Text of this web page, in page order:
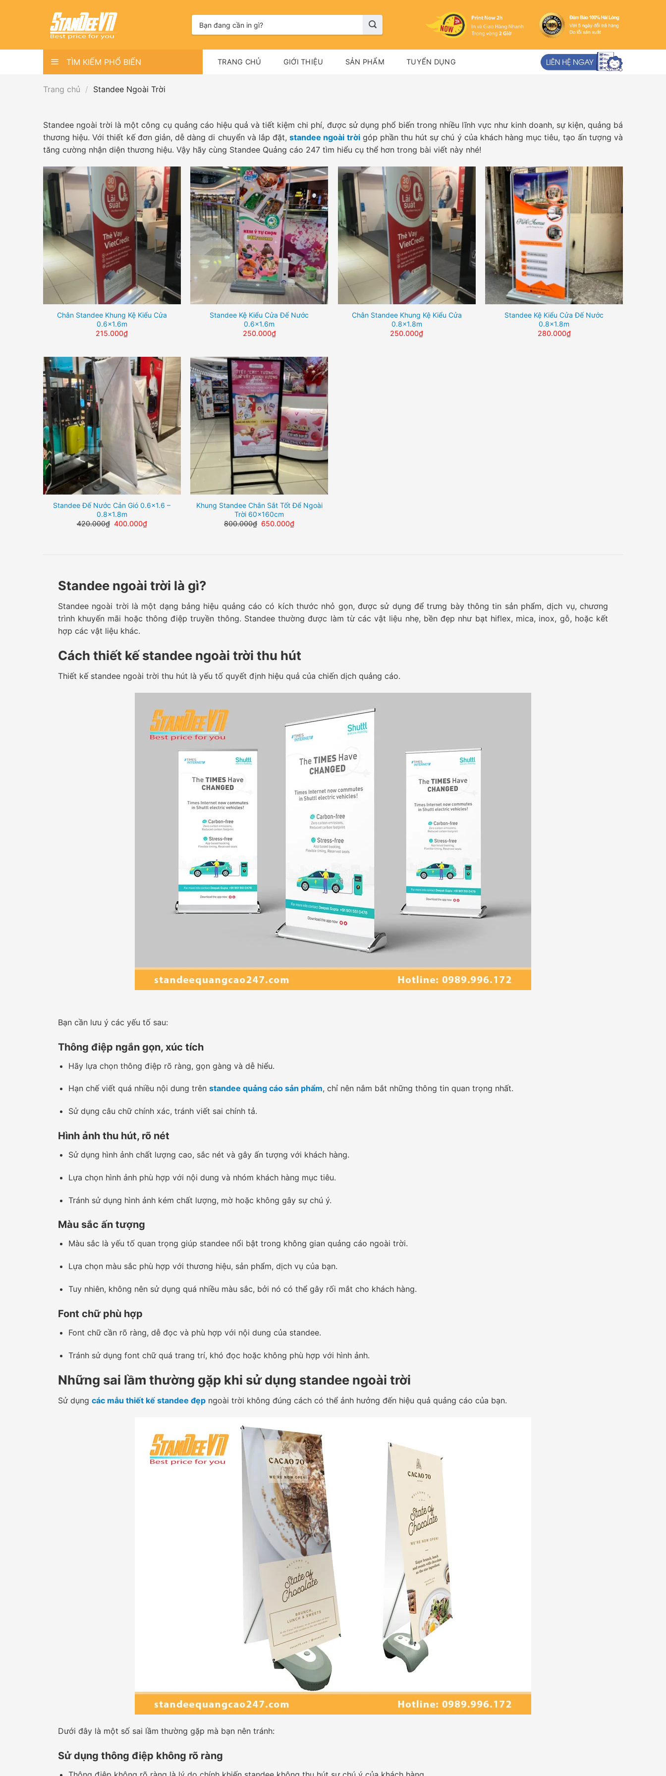
kiếm:
TÌM KIẾM PHỔ BIẾN TRANG CHỦ GIỚI THIỆU SẢN PHẨM TUYỂN DỤNG
Trang chủ / Standee Ngoài Trời
Standee ngoài trời là một công cụ quảng cáo hiệu quả và tiết kiệm chi phí, được sử dụng phổ biến trong nhiều lĩnh vực như kinh doanh, sự kiện, quảng bá
thương hiệu. Với thiết kế đơn giản, dễ dàng di chuyển và lắp đặt,standee ngoài trờigóp phần thu hút sự chú ý của khách hàng mục tiêu, tạo ấn tượng và
tăng cường nhận diện thương hiệu. Vậy hãy cùng Standee Quảng cáo 247 tìm hiểu cụ thể hơn trong bài viết này nhé!
Chân Standee Khung Kệ Kiểu Cửa
0.6×1.6m
215.000₫
Standee Kệ Kiểu Cửa Đế Nước
0.6×1.6m
250.000₫
Chân Standee Khung Kệ Kiểu Cửa
0.8×1.8m
250.000₫
Standee Kệ Kiểu Cửa Đế Nước
0.8×1.8m
280.000₫
Standee Đế Nước Cản Gió 0.6×1.6 –
0.8×1.8m
420.000₫ Giá
400.000₫Giá
hiện
Khung Standee Chân Sắt Tốt Để Ngoài
Trời 60x160cm
800.000₫ Giá
650.000₫Giá
Standee ngoài trời là gì?
Standee ngoài trời là một dạng bảng hiệu quảng cáo có kích thước nhỏ gọn, được sử dụng để trưng bày thông tin sản phẩm, dịch vụ, chương
trình khuyến mãi hoặc thông điệp truyền thông. Standee thường được làm từ các vật liệu nhẹ, bền đẹp như bạt hiflex, mica, inox, gỗ, hoặc kết
hợp các vật liệu khác.
Cách thiết kế standee ngoài trời thu hút
Thiết kế standee ngoài trời thu hút là yếu tố quyết định hiệu quả của chiến dịch quảng cáo.
Bạn cần lưu ý các yếu tố sau:
Thông điệp ngắn gọn, xúc tích
Hãy lựa chọn thông điệp rõ ràng, gọn gàng và dễ hiểu.
Hạn chế viết quá nhiều nội dung trên standee quảng cáo sản phẩm, chỉ nên nắm bắt những thông tin quan trọng nhất.
Sử dụng câu chữ chính xác, tránh viết sai chính tả.
Hình ảnh thu hút, rõ nét
Sử dụng hình ảnh chất lượng cao, sắc nét và gây ấn tượng với khách hàng.
Lựa chọn hình ảnh phù hợp với nội dung và nhóm khách hàng mục tiêu.
Tránh sử dụng hình ảnh kém chất lượng, mờ hoặc không gây sự chú ý.
Màu sắc ấn tượng
Màu sắc là yếu tố quan trọng giúp standee nổi bật trong không gian quảng cáo ngoài trời.
Lựa chọn màu sắc phù hợp với thương hiệu, sản phẩm, dịch vụ của bạn.
Tuy nhiên, không nên sử dụng quá nhiều màu sắc, bởi nó có thể gây rối mắt cho khách hàng.
Font chữ phù hợp
Font chữ cần rõ ràng, dễ đọc và phù hợp với nội dung của standee.
Tránh sử dụng font chữ quá trang trí, khó đọc hoặc không phù hợp với hình ảnh.
Những sai lầm thường gặp khi sử dụng standee ngoài trời
Sử dụng các mẫu thiết kế standee đẹp ngoài trời không đúng cách có thể ảnh hưởng đến hiệu quả quảng cáo của bạn.
Dưới đây là một số sai lầm thường gặp mà bạn nên tránh:
Sử dụng thông điệp không rõ ràng